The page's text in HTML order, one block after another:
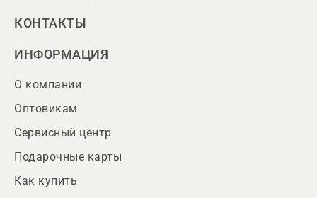
КОНТАКТЫ
ИНФОРМАЦИЯ
О компании
Оптовикам
Сервисный центр
Подарочные карты
Как купить